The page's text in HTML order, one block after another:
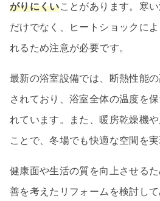
がりにくいことがあります。寒
だけでなく、ヒートショックに
れるため注意が必要です。
最新の浴室設備では、断熱性能
されており、浴室全体の温度を
れています。また、暖房乾燥機
ことで、冬場でも快適な空間を実
健康面や生活の質を向上させる
善を考えたリフォームを検討して